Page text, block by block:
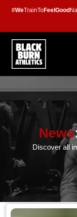
#WeTrainToFeelGood
News
Discover all